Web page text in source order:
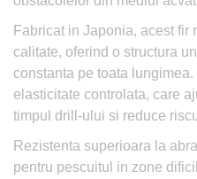
Fabricat in Japonia, acest fir
calitate, oferind o structura
constanta pe toata
elasticitate controlata, care
timpul drill-ului si reduce
Rezistenta superioara la
pentru pescuitul in zone